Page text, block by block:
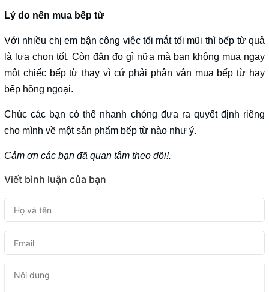
Lý do nên mua bếp từ
Với nhiều chị em bận công việc tối mắt tối mũi thì bếp từ quả
là lựa chọn tốt. Còn đắn đo gì nữa mà bạn không mua ngay
một chiếc bếp từ thay vì cứ phải phân vân mua bếp từ hay
bếp hồng ngoại.
Chúc các bạn có thể nhanh chóng đưa ra quyết định riêng
cho mình về một sản phẩm bếp từ nào như ý.
Cảm ơn các bạn đã quan tâm theo dõi!.
Viết bình luận của bạn